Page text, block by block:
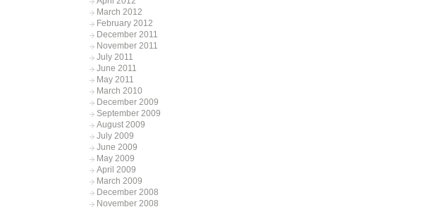
March 2012
February 2012
December 2011
November 2011
July 2011
June 2011
May 2011
March 2010
December 2009
September 2009
August 2009
July 2009
June 2009
May 2009
April 2009
March 2009
December 2008
November 2008